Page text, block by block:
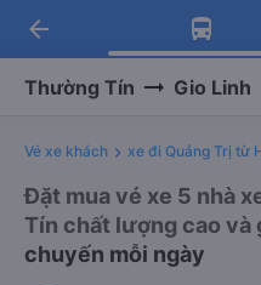
Tải app
Nhận ưu đãi
Tải app
-30k/ghế khi
arrow_back
Thường Tín Gio Linh
Vé xe khách xe đi Quảng Trị từ
Đặt mua vé xe 5 nhà
Tín chất lượng cao và
chuyến mỗi ngày